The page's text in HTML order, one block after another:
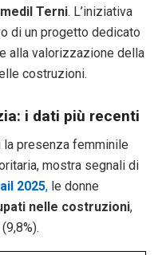
Terni. L’iniziativa
di un progetto dedicato
alla valorizzazione della
costruzioni.
i dati più recenti
la presenza femminile
mostra segnali di
2025, le donne
nelle costruzioni,